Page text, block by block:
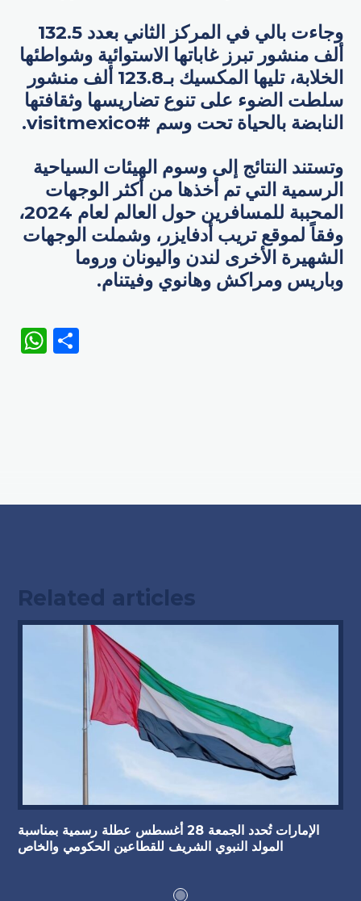
وجاءت بالي في المركز الثاني بعدد 132.5
ألف منشور تبرز غاباتها الاستوائية وشواطئها
الخلابة، تليها المكسيك بـ123.8 ألف منشور
سلطت الضوء على تنوع تضاريسها وثقافتها
النابضة بالحياة تحت وسم #visitmexico.
وتستند النتائج إلى وسوم الهيئات السياحية
الرسمية التي تم أخذها من أكثر الوجهات
المحببة للمسافرين حول العالم لعام 2024،
وفقاً لموقع تريب أدفايزر، وشملت الوجهات
الشهيرة الأخرى لندن واليونان وروما
وباريس ومراكش وهانوي وفيتنام.
WhatsApp
Related articles
الإمارات تُحدد الجمعة 28 أغسطس عطلة رسمية بمناسبة
المولد النبوي الشريف للقطاعين الحكومي والخاص